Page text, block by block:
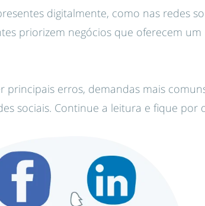
digitalmente, como nas redes
priorizem negócios que oferecem
erros, demandas mais
sociais. Continue a leitura e fique por